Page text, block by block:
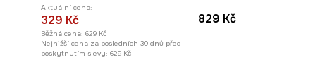
Aktuální cena:
329 Kč
Běžná cena: 629 Kč
Nejnižší cena za posledních 30 dnů před
poskytnutím slevy: 629 Kč
829 Kč